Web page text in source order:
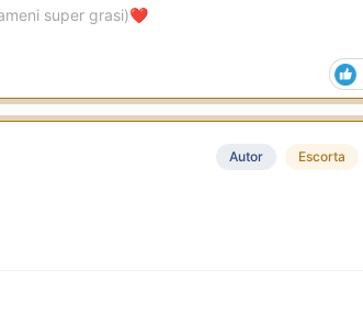
super grasi)❤️
Autor Escorta